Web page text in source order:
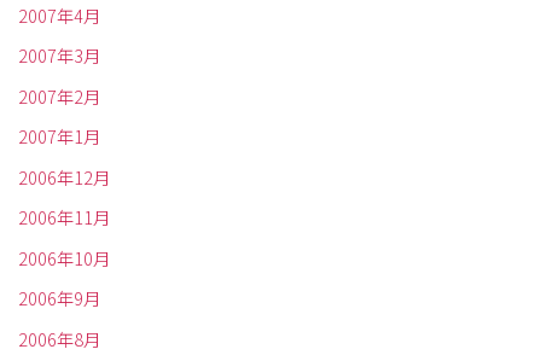
2007年4月
2007年3月
2007年2月
2007年1月
2006年12月
2006年11月
2006年10月
2006年9月
2006年8月